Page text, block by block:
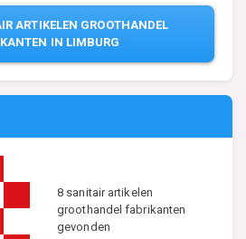
ARTIKELEN GROOTHANDEL
IN LIMBURG
8 sanitair artikelen
groothandel fabrikanten
gevonden